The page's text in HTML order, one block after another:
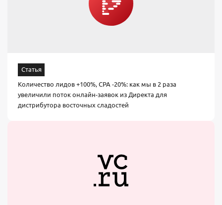
Статья
Количество лидов +100%, CPA -20%: как мы в 2 раза
увеличили поток онлайн-заявок из Директа для
дистрибутора восточных сладостей